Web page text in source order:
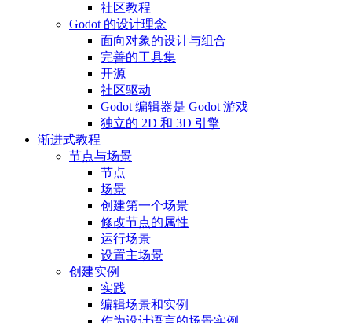
社区教程
Godot 的设计理念
面向对象的设计与组合
完善的工具集
开源
社区驱动
Godot 编辑器是 Godot 游戏
独立的 2D 和 3D 引擎
渐进式教程
节点与场景
节点
场景
创建第一个场景
修改节点的属性
运行场景
设置主场景
创建实例
实践
编辑场景和实例